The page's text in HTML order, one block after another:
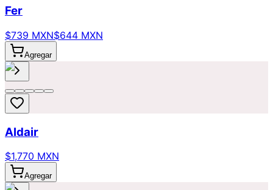
Fer
$739 MXN$644 MXN
Agregar
Aldair
$1,770 MXN
Agregar